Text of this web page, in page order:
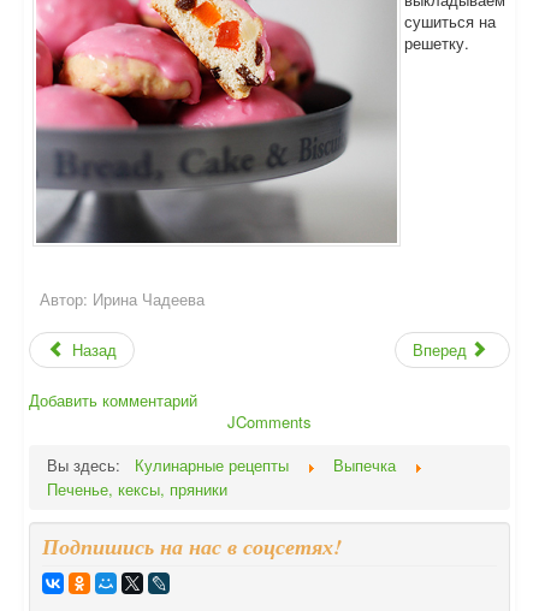
сушиться на
решетку.
Автор: Ирина Чадеева
Назад Вперед
Добавить комментарий
JComments
Вы здесь:
Кулинарные рецепты
Выпечка
Печенье, кексы, пряники
Подпишись на нас в соцсетях!